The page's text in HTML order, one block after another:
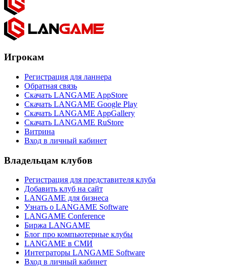
Игрокам
Регистрация для ланнера
Обратная связь
Скачать LANGAME AppStore
Скачать LANGAME Google Play
Скачать LANGAME AppGallery
Скачать LANGAME RuStore
Витрина
Вход в личный кабинет
Владельцам клубов
Регистрация для представителя клуба
Добавить клуб на сайт
LANGAME для бизнеса
Узнать о LANGAME Software
LANGAME Conference
Биржа LANGAME
Блог про компьютерные клубы
LANGAME в СМИ
Интеграторы LANGAME Software
Вход в личный кабинет